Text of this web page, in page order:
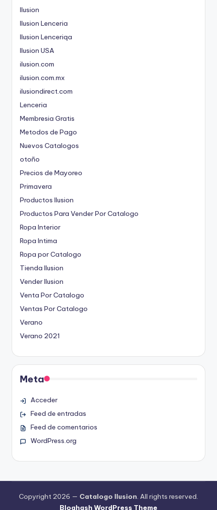
Ilusion
Ilusion Lenceria
Ilusion Lenceriqa
Ilusion USA
ilusion.com
ilusion.com.mx
ilusiondirect.com
Lenceria
Membresia Gratis
Metodos de Pago
Nuevos Catalogos
otoño
Precios de Mayoreo
Primavera
Productos Ilusion
Productos Para Vender Por Catalogo
Ropa Interior
Ropa Intima
Ropa por Catalogo
Tienda Ilusion
Vender Ilusion
Venta Por Catalogo
Ventas Por Catalogo
Verano
Verano 2021
Meta
Acceder
Feed de entradas
Feed de comentarios
WordPress.org
Copyright 2026 — Catalogo Ilusion. All rights reserved.
Bloghash WordPress Theme